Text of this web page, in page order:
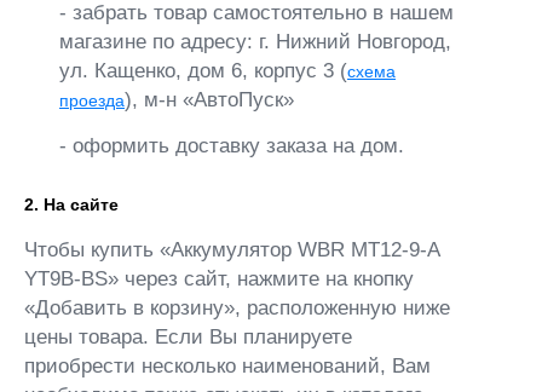
- забрать товар самостоятельно в нашем
магазине по адресу: г. Нижний Новгород,
ул. Кащенко, дом 6, корпус 3 (схема
проезда), м-н «АвтоПуск»
- оформить доставку заказа на дом.
2. На сайте
Чтобы купить «Аккумулятор WBR MT12-9-A
YT9B-BS» через сайт, нажмите на кнопку
«Добавить в корзину», расположенную ниже
цены товара. Если Вы планируете
приобрести несколько наименований, Вам